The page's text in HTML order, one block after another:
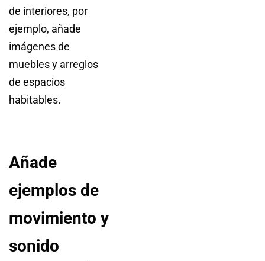
de interiores, por
ejemplo, añade
imágenes de
muebles y arreglos
de espacios
habitables.
Añade
ejemplos de
movimiento y
sonido